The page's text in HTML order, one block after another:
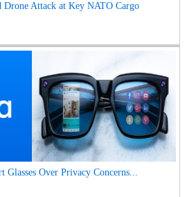
Drone Attack at Key NATO Cargo
Glasses Over Privacy Concerns...